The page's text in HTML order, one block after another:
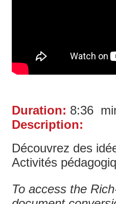
Duration: 8:36
Description:
Découvrez des
Activités
To access the